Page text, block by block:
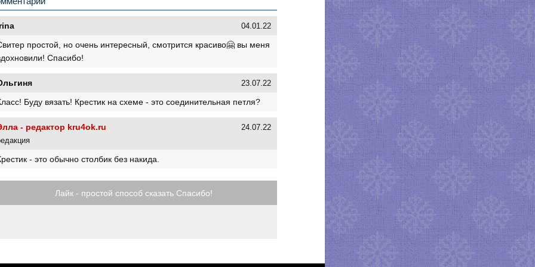
04.01.22
простой, но очень интересный, смотрится красиво🤗 вы меня
Спасибо!
23.07.22
Буду вязать! Крестик на схеме - это соединительная петля?
- редактор kru4ok.ru 24.07.22
- это обычно столбик без накида.
Лайк - простой способ сказать Спасибо!